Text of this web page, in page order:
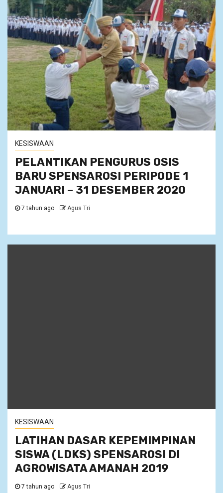
KESISWAAN
PELANTIKAN PENGURUS OSIS
BARU SPENSAROSI PERIPODE 1
JANUARI – 31 DESEMBER 2020
7 tahun ago Agus Tri
KESISWAAN
LATIHAN DASAR KEPEMIMPINAN
SISWA (LDKS) SPENSAROSI DI
AGROWISATA AMANAH 2019
7 tahun ago Agus Tri